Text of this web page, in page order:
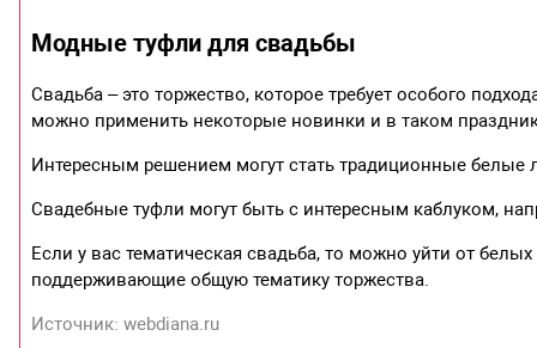
Модные туфли для свадьбы
Свадьба – это торжество, которое требует особого
можно применить некоторые новинки и в таком
Интересным решением могут стать традиционные
Свадебные туфли могут быть с интересным каблуком,
Если у вас тематическая свадьба, то можно уйти от
поддерживающие общую тематику торжества.
Источник: webdiana.ru